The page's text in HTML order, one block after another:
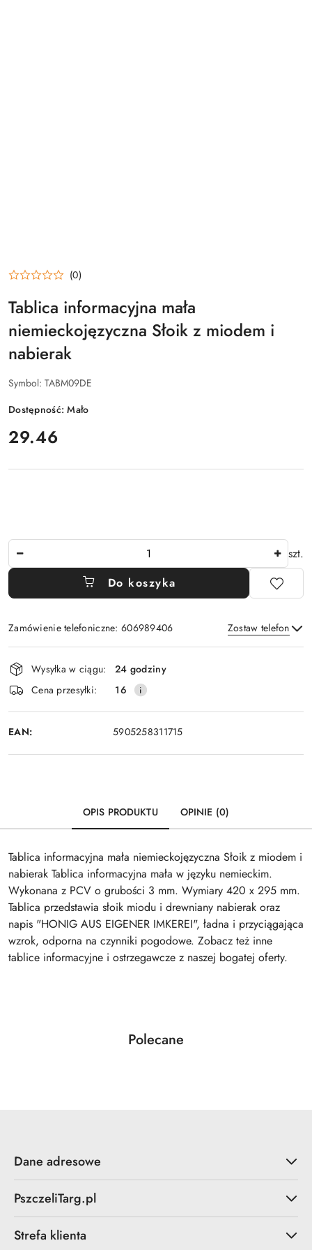
(0)
Tablica informacyjna mała
niemieckojęzyczna Słoik z miodem i
nabierak
Symbol: TABM09DE
Dostępność:Mało
cena:
29.46
szt.
Do koszyka
Zamówienie telefoniczne: 606989406 Zostaw telefon
Wyślij
Dostępność
i
dostawa
Wysyłka w ciągu:
24 godziny
Cena przesyłki:
16
EAN: 5905258311715
OPIS PRODUKTU OPINIE (0)
Tablica informacyjna mała niemieckojęzyczna Słoik z miodem i
nabierak Tablica informacyjna mała w języku nemieckim.
Wykonana z PCV o grubości 3 mm. Wymiary 420 x 295 mm.
Tablica przedstawia słoik miodu i drewniany nabierak oraz
napis "HONIG AUS EIGENER IMKEREI", ładna i przyciągająca
wzrok, odporna na czynniki pogodowe. Zobacz też inne
tablice informacyjne i ostrzegawcze z naszej bogatej oferty.
Pomiń karuzelę produktów
Produkty
Polecane
Dane adresowe
PszczeliTarg.pl
Strefa klienta